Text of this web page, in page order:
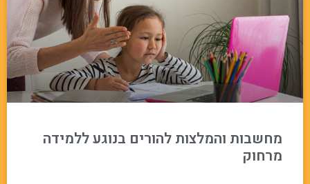
מחשבות והמלצות להורים בנוגע ללמידה
מרחוק